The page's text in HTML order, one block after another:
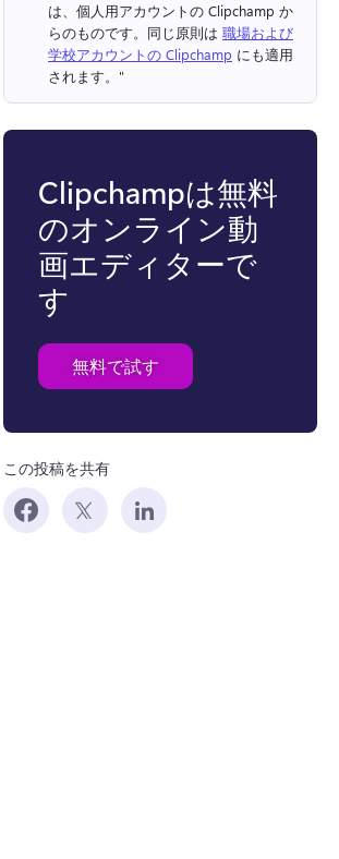
は、個人用アカウントの Clipchamp か
らのものです。 同じ原則は 職場および
学校アカウントの Clipchamp にも適用
されます。"
Clipchampは無料
のオンライン動
画エディターで
す
無料で試す
この投稿を共有